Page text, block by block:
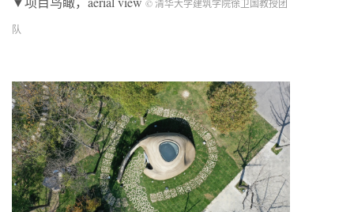
© 清华大学建筑学院徐卫国教授团
队